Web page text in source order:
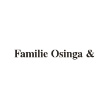
Familie Osinga